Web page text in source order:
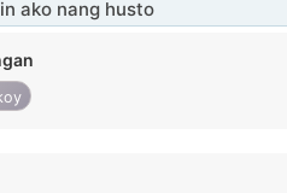
ako nang husto